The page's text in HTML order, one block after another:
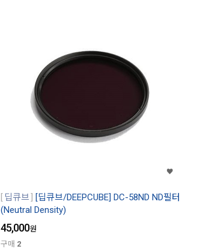
딥큐브
[딥큐브/DEEPCUBE] DC-58ND ND필터
(Neutral Density)
45,000원
구매 2